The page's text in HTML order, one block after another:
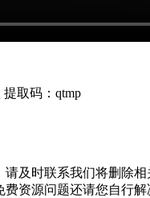
提取码：qtmp
及时联系我们将删除相
资源问题还请您自行解